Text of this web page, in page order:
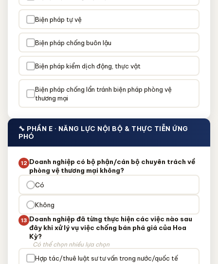
Biện pháp tự vệ
Biện pháp chống buôn lậu
Biện pháp kiểm dịch động, thực vật
Biện pháp chống lẩn tránh biện pháp phòng vệ
thương mại
🔧 PHẦN E · NĂNG LỰC NỘI BỘ & THỰC TIỄN ỨNG
PHÓ
12 Doanh nghiệp có bộ phận/cán bộ chuyên trách về
phòng vệ thương mại không?
Có
Không
13 Doanh nghiệp đã từng thực hiện các việc nào sau
đây khi xử lý vụ việc chống bán phá giá của Hoa
Kỳ?
Có thể chọn nhiều lựa chọn
Hợp tác/thuê luật sư tư vấn trong nước/quốc tế